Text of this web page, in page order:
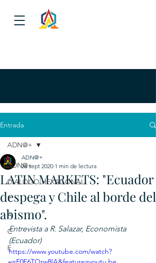
Entrada
ADN@+
DIALOGO HEXAGONAL
P
A
C
E
ADN@+
LATIN MARKETS: "Ecuador
despega y Chile al borde del
abismo".
ADN@+
26 sept 2020 1 min de lectura
Entrevista a R. Salazar, Economista
(Ecuador)
https://www.youtube.com/watch?